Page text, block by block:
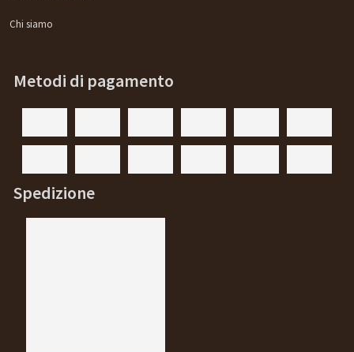
Chi siamo
Metodi di pagamento
Spedizione